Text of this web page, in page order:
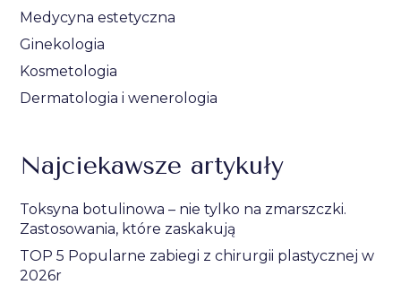
Medycyna estetyczna
Ginekologia
Kosmetologia
Dermatologia i wenerologia
Najciekawsze artykuły
Toksyna botulinowa – nie tylko na zmarszczki.
Zastosowania, które zaskakują
TOP 5 Popularne zabiegi z chirurgii plastycznej w
2026r